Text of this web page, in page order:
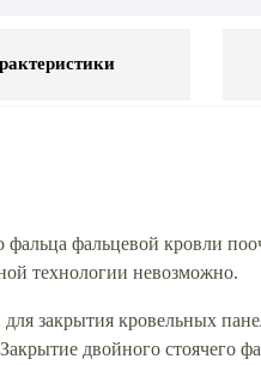
фальцевой кровли
технологии невозможно.
закрытия кровельных
двойного стоячего